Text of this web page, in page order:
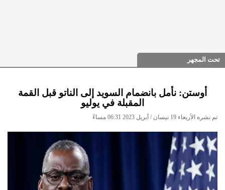
تحت المجهر
أوستن: نأمل بانضمام السويد إلى الناتو قبل القمة
المقبلة في يوليو
تم نشره الأربعاء 19 نيسان / أبريل 2023 06:31 مساءً